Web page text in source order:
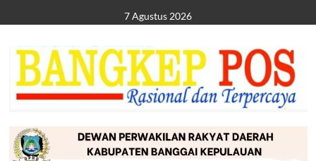
to
content
7 Agustus 2026